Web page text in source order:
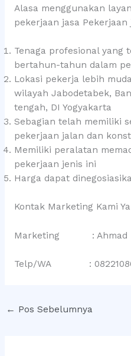
Alasa menggunakan
pekerjaan jasa
Tenaga profesional yang
bertahun-tahun dalam
Lokasi pekerja lebih
wilayah Jabodetabek,
tengah, DI Yogyakarta
Sebagian telah memiliki
pekerjaan jalan dan
Memiliki peralatan
pekerjaan jenis ini
Harga dapat
Kontak Marketing Kami
Marketing : Ahmad
Telp/WA :
← Pos Sebelumnya